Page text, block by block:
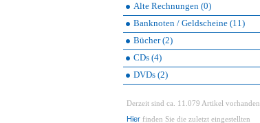
Alte Rechnungen (0)
Banknoten / Geldscheine (11)
Bücher (2)
CDs (4)
DVDs (2)
Derzeit sind ca. 11.079 Artikel vorhanden.
Hier finden Sie die zuletzt eingestellten